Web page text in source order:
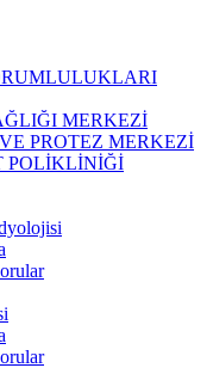
MERKEZİ
PROTEZ MERKEZİ
POLİKLİNİĞİ